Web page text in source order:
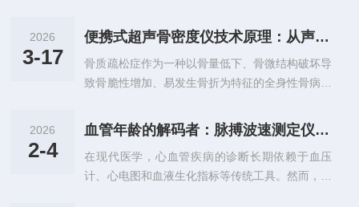
代的客观依据。一、脉搏波速的生理学基础与测量
个压力波，这个压力波沿着动脉壁向外周血管传...
能、气道阻力乃至肺实质弹性的深邃信息。在慢性
阻塞性肺疾病（COPD）、哮喘等呼吸系统疾病席
卷全球的今天，肺功能检查（PFT）被誉为呼吸系
统疾病诊断的“金标准”。在这一高壁垒的医疗器械
出的AS-507肺功能仪以其独步全球的“超声波流量
极限与人文关怀。一、呼吸测量...
2026
3-17
便携式超声骨密度仪技术原理：从声波洞察骨骼质量
骨质疏松症作为一种以骨量低下、骨微结构破坏导
致骨脆性增加、易发生骨折为特征的全身性骨病，
人口老龄化加剧，其发病率持续攀升。骨质疏松性
骨折，特别是髋部骨折，致残率和致死率，给患者
家庭和社会带来沉重负担。然而，骨质疏松症早期
通常没有明显症状，被称为“沉默的流行病”，因此
2026
2-4
血管年龄的解码者：脉搏波速测定仪如何重塑心血管健康评估
在现代医学，心血管疾病的诊断长期依赖于血压
计、心电图和血液生化指标等传统工具。然而，这